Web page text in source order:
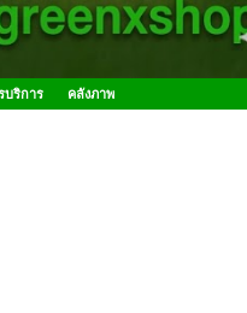
บริการ คลังภาพ